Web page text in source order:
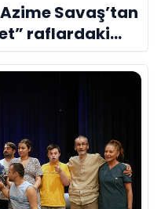
Savaş’tan
raflardaki